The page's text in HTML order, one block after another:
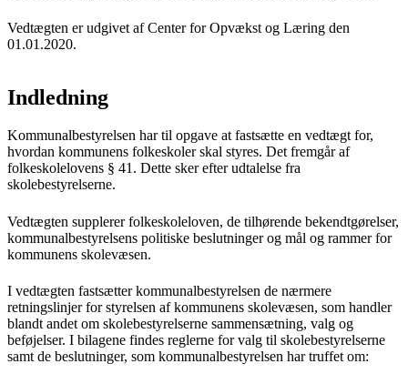
Vedtægten er udgivet af Center for Opvækst og Læring den
01.01.2020.
Indledning
Kommunalbestyrelsen har til opgave at fastsætte en vedtægt for,
hvordan kommunens folkeskoler skal styres. Det fremgår af
folkeskolelovens § 41. Dette sker efter udtalelse fra
skolebestyrelserne.
Vedtægten supplerer folkeskoleloven, de tilhørende bekendtgørelser,
kommunalbestyrelsens politiske beslutninger og mål og rammer for
kommunens skolevæsen.
I vedtægten fastsætter kommunalbestyrelsen de nærmere
retningslinjer for styrelsen af kommunens skolevæsen, som handler
blandt andet om skolebestyrelserne sammensætning, valg og
beføjelser. I bilagene findes reglerne for valg til skolebestyrelserne
samt de beslutninger, som kommunalbestyrelsen har truffet om: